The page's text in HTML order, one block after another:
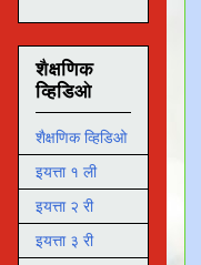
शैक्षणिक
व्हिडिओ
शैक्षणिक व्हिडिओ
इयत्ता १ ली
इयत्ता २ री
इयत्ता ३ री